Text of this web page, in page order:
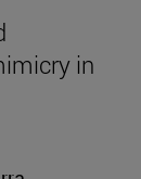
in